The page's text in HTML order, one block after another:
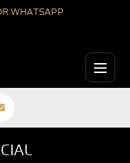
WHATSAPP